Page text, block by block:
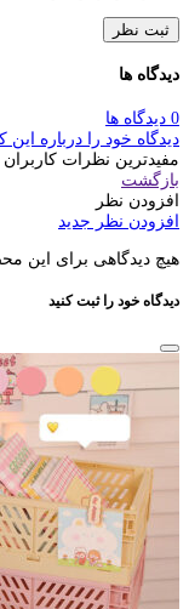
ثبت نظر
دیدگاه ها
0 دیدگاه ها
دیدگاه خود را درباره این
مفیدترین نظرات کاربران
بازگشت
افزودن نظر
افزودن نظر جدید
هیچ دیدگاهی برای این
دیدگاه خود را ثبت کنید